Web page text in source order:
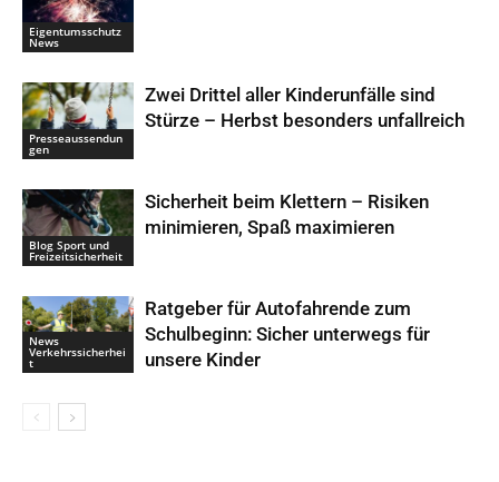
Eigentumsschutz
News
Presseaussendun
gen
Zwei Drittel aller Kinderunfälle sind
Stürze – Herbst besonders unfallreich
Blog Sport und
Freizeitsicherheit
Sicherheit beim Klettern – Risiken
minimieren, Spaß maximieren
News
Verkehrssicherhei
t
Ratgeber für Autofahrende zum
Schulbeginn: Sicher unterwegs für
unsere Kinder